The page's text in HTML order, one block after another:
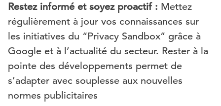
Restez informé et soyez proactif : Mettez
régulièrement à jour vos connaissances sur
les initiatives du “Privacy Sandbox” grâce à
Google et à l’actualité du secteur. Rester à la
pointe des développements permet de
s’adapter avec souplesse aux nouvelles
normes publicitaires